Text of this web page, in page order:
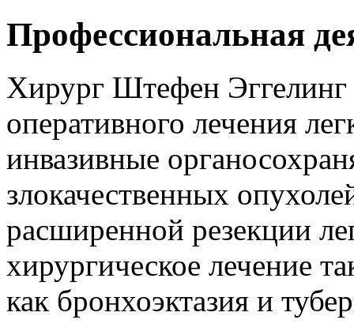
Профессиональная
Хирург Штефен Эггелинг
оперативного лечения
инвазивные
злокачественных
расширенной резекции
хирургическое лечение
как бронхоэктазия и